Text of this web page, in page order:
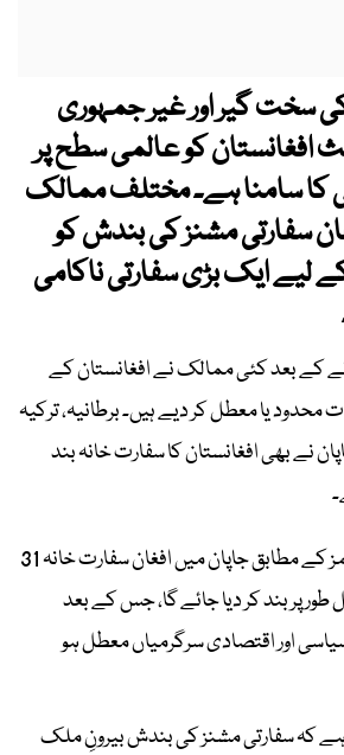
سخت گیر اور غیر جمہوری
افغانستان کو عالمی سطح پر
کا سامنا ہے۔ مختلف ممالک
سفارتی مشنز کی بندش کو
لیے ایک بڑی سفارتی ناکامی
کے بعد کئی ممالک نے افغانستان کے
محدود یا معطل کر دیے ہیں۔ برطانیہ، ترکیہ
نے بھی افغانستان کا سفارت خانہ بند
افغان جریدے کابل ٹائمز کے مطابق جاپان میں افغان سفارت خانہ 31
مکمل طور پر بند کر دیا جائے گا، جس کے بعد
اور اقتصادی سرگرمیاں معطل ہو
کہ سفارتی مشنز کی بندش بیرونِ ملک